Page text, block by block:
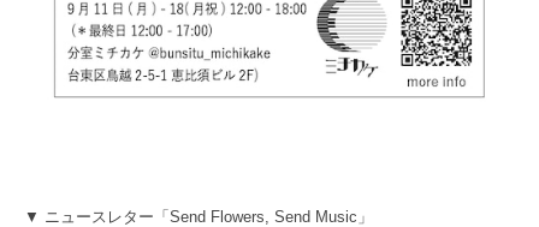
▼ ニュースレター「Send Flowers, Send Music」